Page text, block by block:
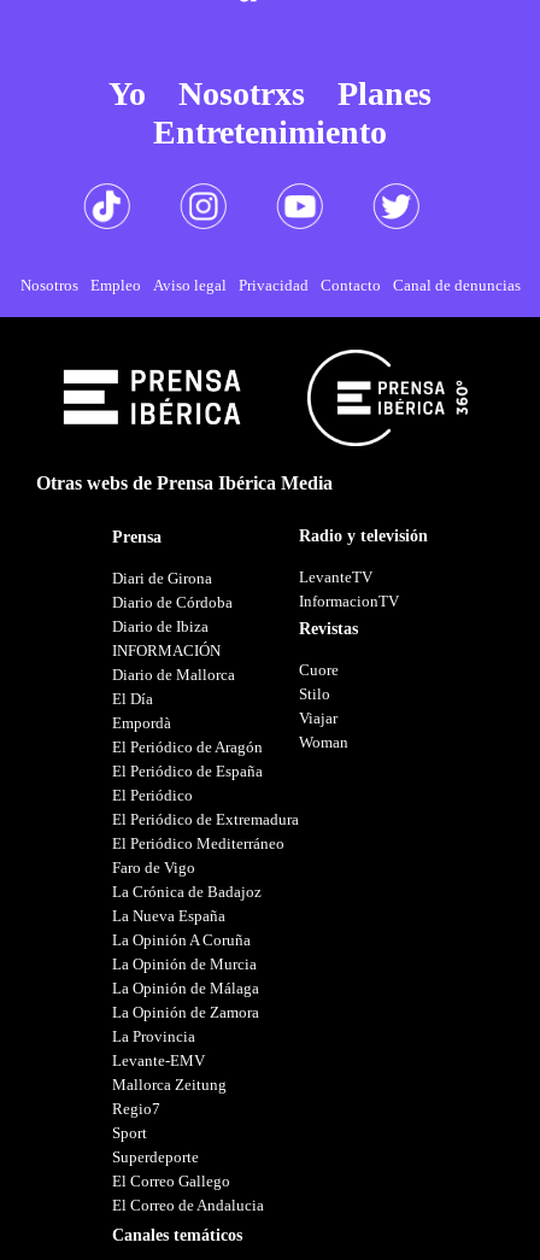
Yo Nosotrxs
Planes
Entretenimiento
Nosotros Empleo Aviso legal Privacidad Contacto Canal de denuncias
Otras webs de Prensa Ibérica Media
Prensa
Diari de Girona
Diario de Córdoba
Diario de Ibiza
INFORMACIÓN
Diario de Mallorca
El Día
Empordà
El Periódico de Aragón
El Periódico de España
El Periódico
El Periódico de Extremadura
El Periódico Mediterráneo
Faro de Vigo
La Crónica de Badajoz
La Nueva España
La Opinión A Coruña
La Opinión de Murcia
La Opinión de Málaga
La Opinión de Zamora
La Provincia
Levante-EMV
Mallorca Zeitung
Regio7
Sport
Superdeporte
El Correo Gallego
El Correo de Andalucia
Canales temáticos
Radio y televisión
LevanteTV
InformacionTV
Revistas
Cuore
Stilo
Viajar
Woman